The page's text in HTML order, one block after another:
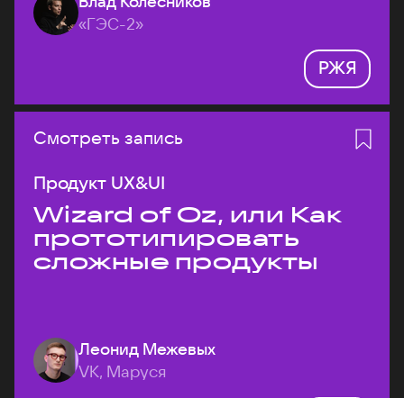
«ГЭС-2»
РЖЯ
Смотреть запись
Продукт UX&UI
Wizard of Oz, или Как
прототипировать
сложные продукты
Леонид Межевых
VK, Маруся